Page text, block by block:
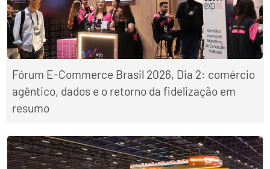
Fórum E-Commerce Brasil 2026, Dia 2: comércio
agêntico, dados e o retorno da fidelização em
resumo